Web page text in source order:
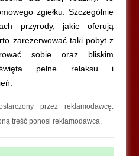
zgiełku. Szczególnie
przyrody, jakie oferują
zarezerwować taki pobyt z
sobie oraz bliskim
pełne relaksu i
przez reklamodawcę.
treść ponosi reklamodawca.